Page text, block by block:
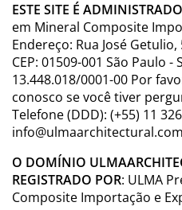
ESTE SITE É
em Mineral Composite
Endereço: Rua José
CEP: 01509-001 São Paulo -
13.448.018/0001-00 Por
conosco se você tiver
Telefone (DDD): (+55) 11
info@ulmaarchitectural.com
O DOMÍNIO
REGISTRADO POR: ULMA
Composite Importação e